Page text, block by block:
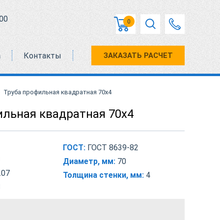
0
Контакты ЗАКАЗАТЬ РАСЧЕТ
Труба профильная квадратная 70х4
квадратная 70х4
ГОСТ: ГОСТ 8639-82
Диаметр, мм: 70
Толщина стенки, мм: 4